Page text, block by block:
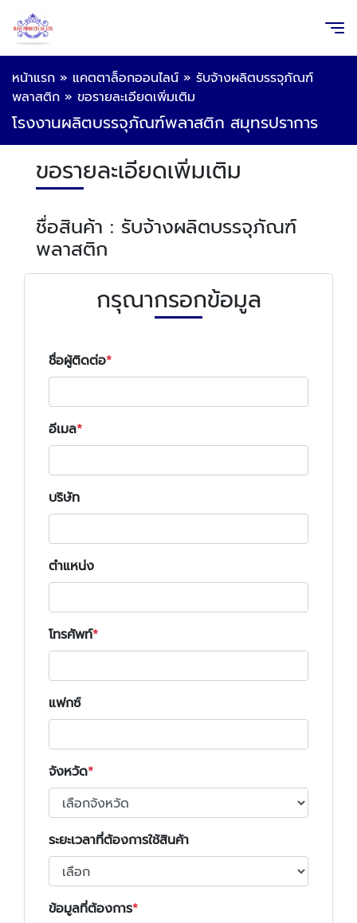
หน้าแรก » แคตตาล็อกออนไลน์ » รับจ้างผลิตบรรจุภัณฑ์
พลาสติก » ขอรายละเอียดเพิ่มเติม
โรงงานผลิตบรรจุภัณฑ์พลาสติก สมุทรปราการ
ขอรายละเอียดเพิ่มเติม
ชื่อสินค้า : รับจ้างผลิตบรรจุภัณฑ์
พลาสติก
กรุณากรอกข้อมูล
ชื่อผู้ติดต่อ
อีเมล
บริษัท
ตำแหน่ง
โทรศัพท์
แฟกซ์
จังหวัด
ระยะเวลาที่ต้องการใช้สินค้า
ข้อมูลที่ต้องการ